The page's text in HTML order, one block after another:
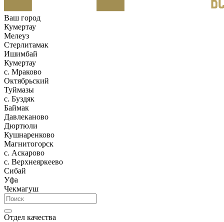
Ваш город
Кумертау
Мелеуз
Стерлитамак
Ишимбай
Кумертау
c. Мраково
Октябрьский
Туймазы
c. Буздяк
Баймак
Давлеканово
Дюртюли
Кушнаренково
Магнитогорск
с. Аскарово
с. Верхнеяркеево
Сибай
Уфа
Чекмагуш
Отдел качества